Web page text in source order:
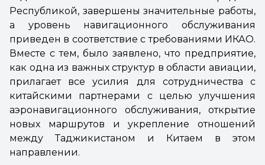
Республикой, завершены значительные работы,
а уровень навигационного обслуживания
приведен в соответствие с требованиями ИКАО.
Вместе с тем, было заявлено, что предприятие,
как одна из важных структур в области авиации,
прилагает все усилия для сотрудничества с
китайскими партнерами с целью улучшения
аэронавигационного обслуживания, открытие
новых маршрутов и укрепление отношений
между Таджикистаном и Китаем в этом
направлении.